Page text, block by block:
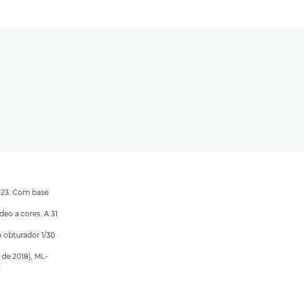
Com base
a cores. A 31
obturador 1/30
2018), ML-